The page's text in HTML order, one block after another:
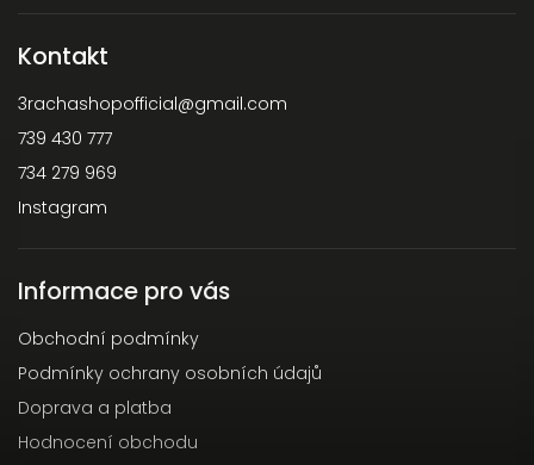
Kontakt
3rachashopofficial@gmail.com
739 430 777
734 279 969
Instagram
Informace pro vás
Obchodní podmínky
Podmínky ochrany osobních údajů
Doprava a platba
Hodnocení obchodu